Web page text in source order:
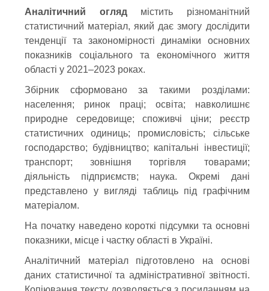
Шановні користувачі!
Статистичний огляд"Соціально-економічне становище
Дніпропетровщини
у 2021–2023рр."
дає можливість отримати уявлення та дослідити
основні тенденції діяльності різних галузей економіки протягом
зазначеного періоду.
управління статистики у Дніпропетровській області
(www.dneprstat.gov.ua)
можна отримати більше інформації щодо
соціально-економічного становища нашого регіону.
Аналітична інформація наведена за темами:
Населення та міграція
Ринок праці
Навколишнє середовище
Реєстр статистичних
одиниць
Промисловість
Сільське господарство
Будівництво
Капітальні інвестиції
Транспорт
Зовнішня торгівля товара
Діяльність
підприємств
Завантажуйте доповідь у форматі pdf
Освіта
Навколишнє
Споживчі
Реєстр
одиниць
господарство
Аналітичний оглядмістить різноманітний
статистичний матеріал, який дає змогу дослідити
тенденції та закономірності динаміки основних
показників соціального та економічного життя
області у 2021–2023 роках.
Збірник сформовано за такими розділами:
населення; ринок праці; освіта; навколишнє
природне середовище; споживчі ціни; реєстр
статистичних одиниць; промисловість; сільське
господарство; будівництво; капітальні інвестиції;
транспорт; зовнішня торгівля товарами;
діяльність підприємств; наука. Окремі дані
представлено у вигляді таблиць під графічним
матеріалом.
На початку наведено короткі підсумки та основні
показники, місце і частку області в Україні.
Аналітичний матеріал підготовлено на основі
даних статистичної та адміністративної звітності.